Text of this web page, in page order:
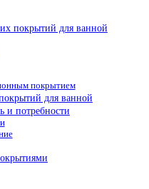
покрытий для ванной
покрытием
для ванной
и потребности